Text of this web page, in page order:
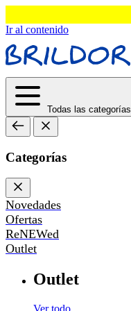
Ir al contenido
Todas las categorías
Categorías
Novedades
Ofertas
ReNEWed
Outlet
Outlet